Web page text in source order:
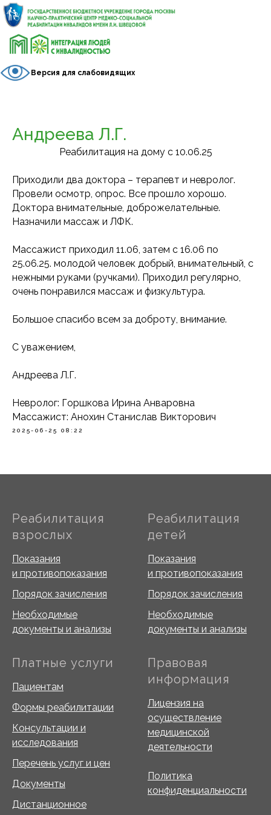
Версия для слабовидящих
Андреева Л.Г.
Реабилитация на дому с 10.06.25
Приходили два доктора – терапевт и невролог.
Провели осмотр, опрос. Все прошло хорошо.
Доктора внимательные, доброжелательные.
Назначили массаж и ЛФК.
Массажист приходил 11.06, затем с 16.06 по
25.06.25. молодой человек добрый, внимательный, с
нежными руками (ручками). Приходил регулярно,
очень понравился массаж и физкультура.
Большое спасибо всем за доброту, внимание.
С уважением,
Андреева Л.Г.
Невролог: Горшкова Ирина Анваровна
Массажист: Анохин Станислав Викторович
2025-06-25 08:22
Реабилитация
взрослых
Показания
и противопоказания
Порядок зачисления
Необходимые
документы и анализы
Реабилитация
детей
Показания
и противопоказания
Порядок зачисления
Необходимые
документы и анализы
Платные услуги
Пациентам
Формы реабилитации
Консультации и
исследования
Перечень услуг и цен
Документы
Дистанционное
Правовая
информация
Лицензия на
осуществление
медицинской
деятельности
Политика
конфиденциальности